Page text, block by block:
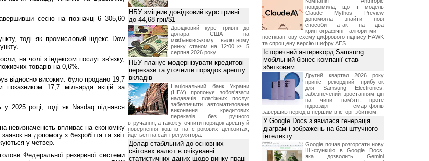
сесію на позначці 6 305,60
тоді як промисловий індекс Dow
на чолі з індексом послуг зв'язку,
товарів на 0,6%.
відносно високим: було продано 19,7
показником 17,7 мільярда акцій за
2025 році, тоді як Nasdaq піднявся
невизначеність впливає на економіку
на допомогу з безробіття та звіт
у четвер.
Федеральної резервної системи
НБУ зміцнив довідковий курс гривні
до 44,68 грн/$1
Довідковий курс гривні до
долара США на
міжбанківському валютному
ринку станом на 12:00 кч 5
серпня 2026 року.
НБУ планує модернізувати кредитові
перекази та уточнити порядок арешту
вкладів
Національний банк України
(НБУ) пропонує зобов'язати
надавачів платіжних послуг
забезпечити автоматизоване
виконання кредитових
переказів без ручного
втручання, а також уточнити порядок арешту й
повернення коштів на строкових депозитах,
йдеться на сайті регулятора.
Долар стабільний до основних
світових валют в очікуванні
статистичних даних щодо ринку праці
повідомила, що її модель
Claude Mythos Preview
допомогла знайти нові
способи атак на два
криптографічні алгоритми -
постквантову схему цифрового підпису HAWK
та спрощену версію шифру AES.
Історичний антирекорд Samsung:
мобільний бізнес компанії став
збитковим
Другий квартал 2026 року
приніс рекордний прибуток
для Samsung Electronics,
забезпечений зростанням цін
на чипи пам'яті, проте
підрозділ смартфонів
завершив період із першим в історії збитком.
У Google Docs з’явилася генерація
діаграм і зображень на базі штучного
інтелекту
Google почав розгортати нову
ШІ-функцію в Google Docs,
яка дозволить Gemini